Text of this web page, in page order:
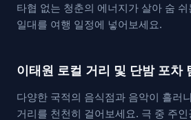
타협 없는 청춘의 에너지가 살아 숨
일대를 여행 일정에 넣어보세요.
이태원 로컬 거리 및 단밤 포차
다양한 국적의 음식점과 음악이 흘러
거리를 천천히 걸어보세요. 극 중 주